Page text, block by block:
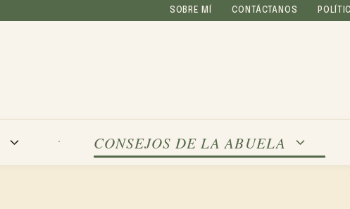
SOBRE MÍ CONTÁCTANOS
CONSEJOS DE LA ABUELA